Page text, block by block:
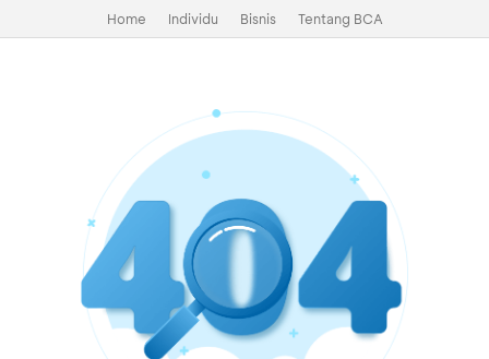
Home Individu Bisnis Tentang BCA